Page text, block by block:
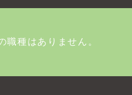
職種はありません。